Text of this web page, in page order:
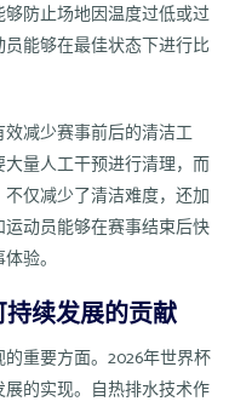
防止场地因温度过低或过
能够在最佳状态下进行比
减少赛事前后的清洁工
量人工干预进行清理，而
仅减少了清洁难度，还加
动员能够在赛事结束后快
验。
续发展的贡献
重要方面。2026年世界杯
的实现。自热排水技术作